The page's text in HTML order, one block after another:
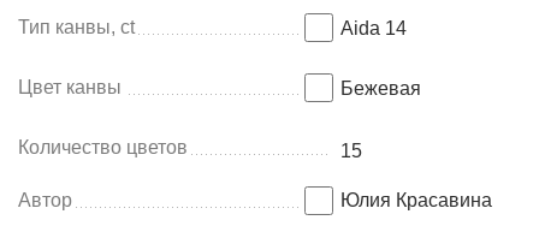
Тип канвы, ct Aida 14
Цвет канвы Бежевая
Количество цветов 15
Автор Юлия Красавина